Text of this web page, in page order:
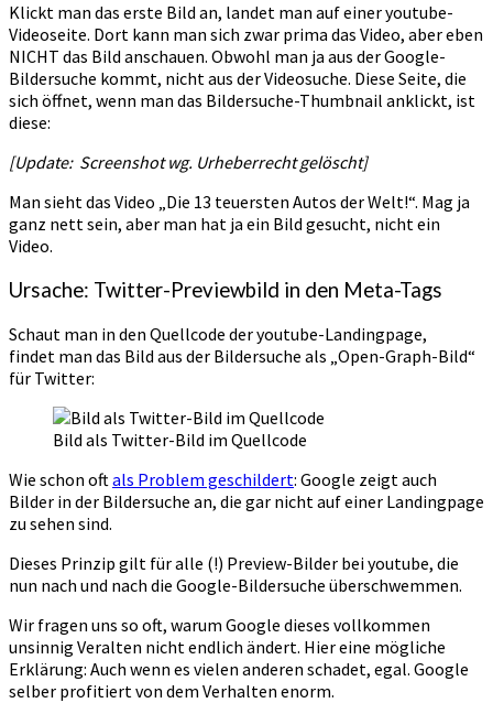
Klickt man das erste Bild an, landet man auf einer youtube-
Videoseite. Dort kann man sich zwar prima das Video, aber eben
NICHT das Bild anschauen. Obwohl man ja aus der Google-
Bildersuche kommt, nicht aus der Videosuche. Diese Seite, die
sich öffnet, wenn man das Bildersuche-Thumbnail anklickt, ist
diese:
[Update: Screenshot wg. Urheberrecht gelöscht]
Man sieht das Video „Die 13 teuersten Autos der Welt!“. Mag ja
ganz nett sein, aber man hat ja ein Bild gesucht, nicht ein
Video.
Ursache: Twitter-Previewbild in den Meta-Tags
Schaut man in den Quellcode der youtube-Landingpage,
findet man das Bild aus der Bildersuche als „Open-Graph-Bild“
für Twitter:
Bild als Twitter-Bild im Quellcode
Wie schon oft als Problem geschildert: Google zeigt auch
Bilder in der Bildersuche an, die gar nicht auf einer Landingpage
zu sehen sind.
Dieses Prinzip gilt für alle (!) Preview-Bilder bei youtube, die
nun nach und nach die Google-Bildersuche überschwemmen.
Wir fragen uns so oft, warum Google dieses vollkommen
unsinnig Veralten nicht endlich ändert. Hier eine mögliche
Erklärung: Auch wenn es vielen anderen schadet, egal. Google
selber profitiert von dem Verhalten enorm.